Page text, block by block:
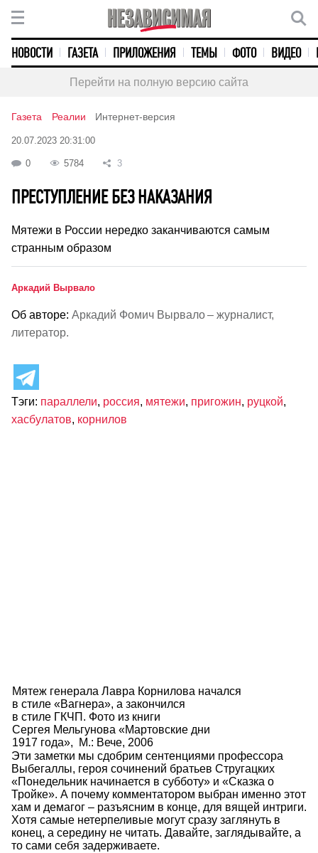
НОВОСТИ ГАЗЕТА ПРИЛОЖЕНИЯ ТЕМЫ ФОТО ВИДЕО
Перейти на полную версию сайта
Газета Реалии Интернет-версия
20.07.2023 20:31:00
0 5784 3
ПРЕСТУПЛЕНИЕ БЕЗ НАКАЗАНИЯ
Мятежи в России нередко заканчиваются самым
странным образом
Аркадий Вырвало
Об авторе: Аркадий Фомич Вырвало – журналист,
литератор.
Тэги: параллели, россия, мятежи, пригожин, руцкой,
хасбулатов, корнилов
Мятеж генерала Лавра Корнилова начался
в стиле «Вагнера», а закончился
в стиле ГКЧП. Фото из книги
Сергея Мельгунова «Мартовские дни
1917 года», М.: Вече, 2006
Эти заметки мы сдобрим сентенциями профессора
Выбегаллы, героя сочинений братьев Стругацких
«Понедельник начинается в субботу» и «Сказка о
Тройке». А почему комментатором выбран именно этот
хам и демагог – разъясним в конце, для вящей интриги.
Хотя самые нетерпеливые могут сразу заглянуть в
конец, а середину не читать. Давайте, заглядывайте, а
то сами себя задерживаете.